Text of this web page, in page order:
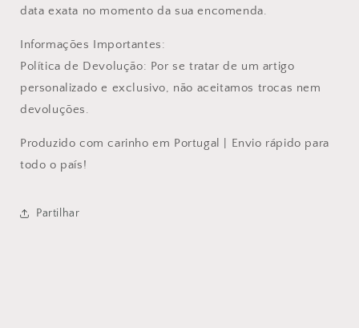
data exata no momento da sua encomenda.
Informações Importantes:
Política de Devolução: Por se tratar de um artigo
personalizado e exclusivo, não aceitamos trocas nem
devoluções.
Produzido com carinho em Portugal | Envio rápido para
todo o país!
Partilhar